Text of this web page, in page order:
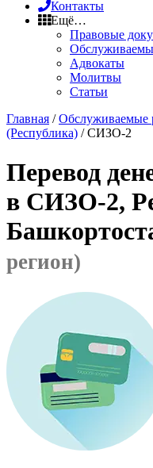
Контакты
Ещё…
Правовые
Адвокаты
Молитвы
Статьи
Главная /Обслуживаемые
(Республика) / СИЗО-2
Перевод
в СИЗО-2,
регион)